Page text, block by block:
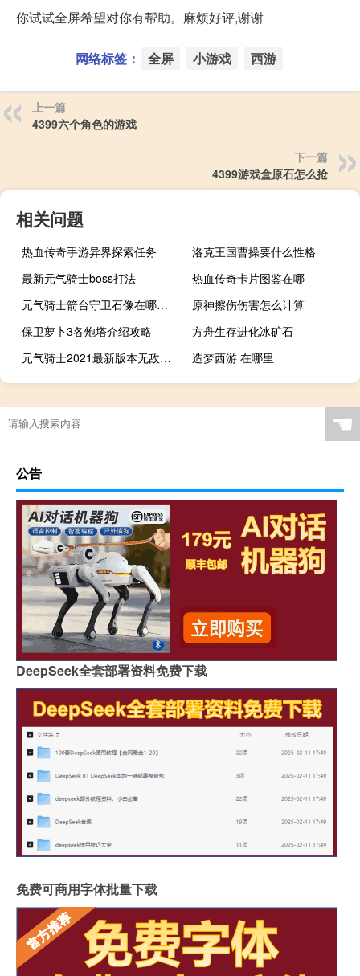
你试试全屏希望对你有帮助。麻烦好评,谢谢
网络标签： 全屏 小游戏 西游
上一篇
4399六个角色的游戏
下一篇
4399游戏盒原石怎么抢
相关问题
热血传奇手游异界探索任务
洛克王国曹操要什么性格
最新元气骑士boss打法
热血传奇卡片图鉴在哪
元气骑士箭台守卫石像在哪个关卡
原神擦伤伤害怎么计算
保卫萝卜3各炮塔介绍攻略
方舟生存进化冰矿石
元气骑士2021最新版本无敌版下载无限蓝全人物
造梦西游 在哪里
☚
公告
DeepSeek全套部署资料免费下载
免费可商用字体批量下载